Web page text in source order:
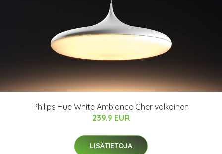
Philips Hue White Ambiance Cher valkoinen
239.9 EUR
LISÄTIETOJA